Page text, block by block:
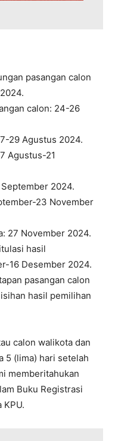
pasangan calon
calon: 24-26
29 Agustus 2024.
Agustus-21
2024.
23 November
27 November 2024.
hasil
16 Desember 2024.
pasangan calon
hasil pemilihan
calon walikota dan
5 (lima) hari setelah
memberitahukan
Buku Registrasi
KPU.